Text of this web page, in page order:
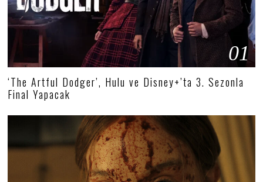
01
‘The Artful Dodger’, Hulu ve Disney+’ta 3. Sezonla
Final Yapacak